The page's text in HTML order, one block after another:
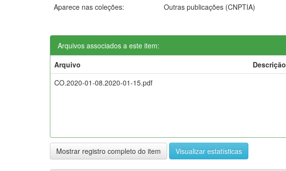
Aparece nas coleções:
Outras publicações (CNPTIA)
Arquivos associados a este item:
Arquivo
Descrição
CO.2020-01-08.2020-01-15.pdf
Mostrar registro completo do item Visualizar estatísticas